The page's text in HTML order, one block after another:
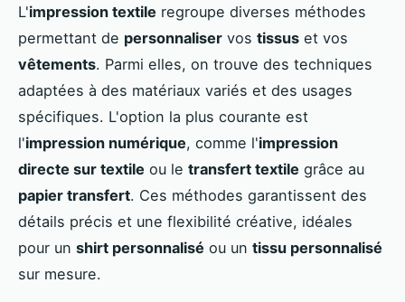
L'impression textile regroupe diverses méthodes
permettant de personnaliser vos tissus et vos
vêtements. Parmi elles, on trouve des techniques
adaptées à des matériaux variés et des usages
spécifiques. L'option la plus courante est
l'impression numérique, comme l'impression
directe sur textile ou le transfert textile grâce au
papier transfert. Ces méthodes garantissent des
détails précis et une flexibilité créative, idéales
pour un shirt personnalisé ou un tissu personnalisé
sur mesure.